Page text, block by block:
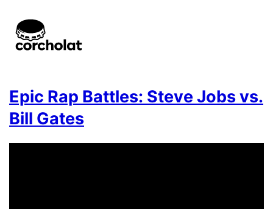
Epic Rap Battles: Steve Jobs vs.
Bill Gates